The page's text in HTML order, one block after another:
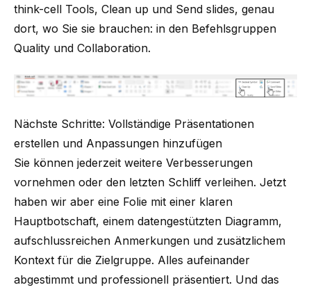
think-cell Tools, Clean up und Send slides, genau
dort, wo Sie sie brauchen: in den Befehlsgruppen
Quality und Collaboration.
Nächste Schritte: Vollständige Präsentationen
erstellen und Anpassungen hinzufügen
Sie können jederzeit weitere Verbesserungen
vornehmen oder den letzten Schliff verleihen. Jetzt
haben wir aber eine Folie mit einer klaren
Hauptbotschaft, einem datengestützten Diagramm,
aufschlussreichen Anmerkungen und zusätzlichem
Kontext für die Zielgruppe. Alles aufeinander
abgestimmt und professionell präsentiert. Und das